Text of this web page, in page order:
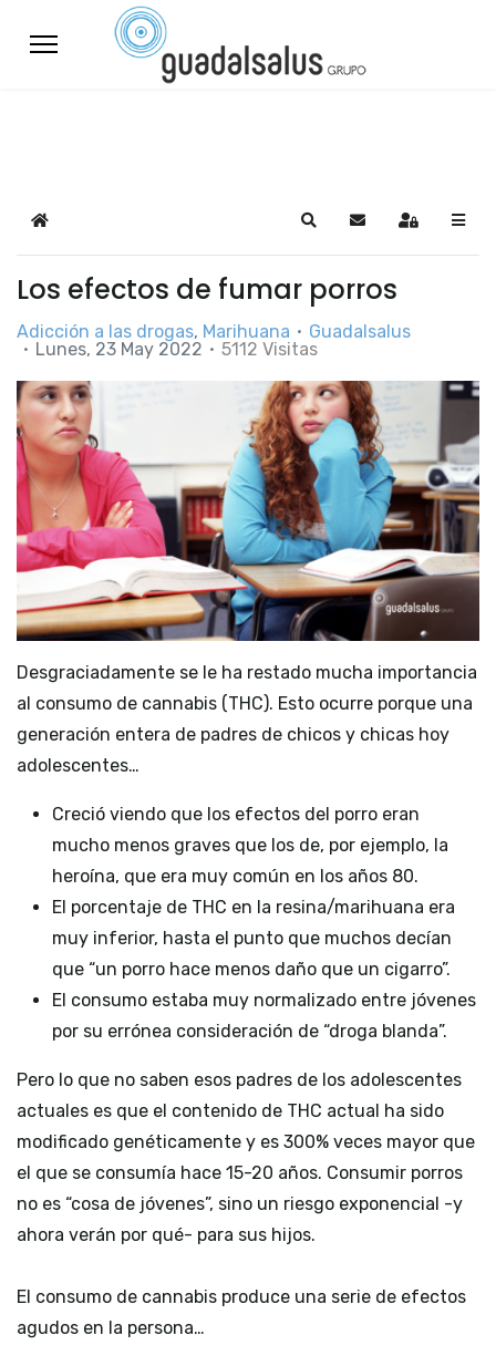
Home SearchSuscribirse a las
Sign In
Los efectos de fumar porros
Adicción a las drogas Marihuana
Guadalsalus
Lunes, 23 May 2022
5112 Visitas
Desgraciadamente se le ha restado mucha importancia
al consumo de cannabis (THC). Esto ocurre porque una
generación entera de padres de chicos y chicas hoy
adolescentes…
Creció viendo que los efectos del porro eran
mucho menos graves que los de, por ejemplo, la
heroína, que era muy común en los años 80.
El porcentaje de THC en la resina/marihuana era
muy inferior, hasta el punto que muchos decían
que “un porro hace menos daño que un cigarro”.
El consumo estaba muy normalizado entre jóvenes
por su errónea consideración de “droga blanda”.
Pero lo que no saben esos padres de los adolescentes
actuales es que el contenido de THC actual ha sido
modificado genéticamente y es 300% veces mayor que
el que se consumía hace 15-20 años. Consumir porros
no es “cosa de jóvenes”, sino un riesgo exponencial -y
ahora verán por qué- para sus hijos.
El consumo de cannabis produce una serie de efectos
agudos en la persona…